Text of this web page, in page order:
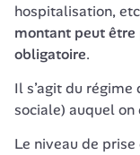
hospitalisation,
montant peut être
obligatoire.
Il s’agit du régime
sociale) auquel
Le niveau de prise